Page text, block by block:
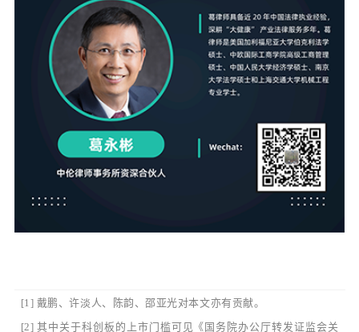
[1] 戴鹏、许淡人、陈韵、邵亚光对本文亦有贡献。
[2] 其中关于科创板的上市门槛可见《国务院办公厅转发证监会关